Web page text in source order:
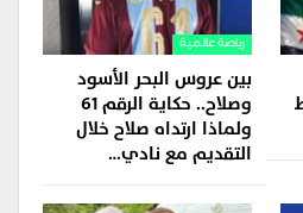
رياضة عالمية
بين عروس البحر الأسود
وصلاح.. حكاية الرقم 61
ولماذا ارتداه صلاح خلال
التقديم مع نادي…